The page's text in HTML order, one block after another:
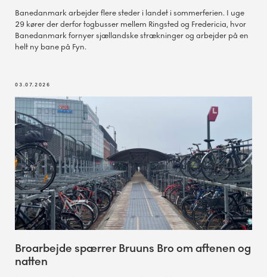
Banedanmark arbejder flere steder i landet i sommerferien. I uge
29 kører der derfor togbusser mellem Ringsted og Fredericia, hvor
Banedanmark fornyer sjællandske strækninger og arbejder på en
helt ny bane på Fyn.
03.07.2026
Broarbejde spærrer Bruuns Bro om aftenen og
natten